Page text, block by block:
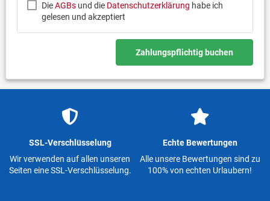
DieAGBsund die Datenschutzerklärung habe ich
gelesen und akzeptiert
Zahlungspflichtig buchen
SSL-Verschlüsselung
Wir verwenden auf allen unseren
Seiten eine SSL-Verschlüsselung.
Echte Bewertungen
Alle unsere Bewertungen sind zu
100% von echten Urlaubern!